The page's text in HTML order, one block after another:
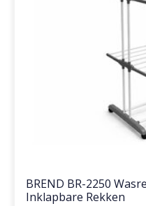
BREND BR-2250
Inklapbare Rekken